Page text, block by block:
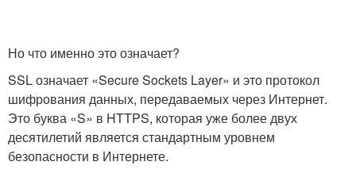
Но что именно это означает?
SSL означает «Secure Sockets Layer» и это протокол
шифрования данных, передаваемых через Интернет.
Это буква «S» в HTTPS, которая уже более двух
десятилетий является стандартным уровнем
безопасности в Интернете.